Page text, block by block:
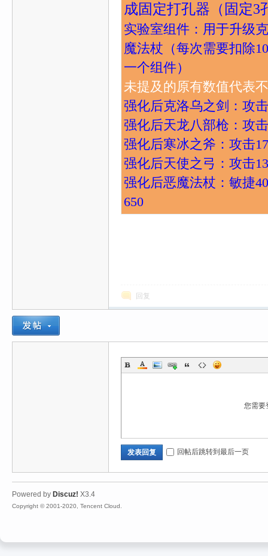
成固定打孔器（固定3
实验室组件：用于升级
魔法杖（每次需要扣除
一个组件）
未提及的原有数值代表
强化后克洛乌之剑：攻
强化后天龙八部枪：攻
强化后寒冰之斧：攻击
强化后天使之弓：攻击
强化后恶魔法杖：敏捷
650
回复
您需要
发表回复 回帖后跳转到最后一页
Powered by Discuz! X3.4
Copyright © 2001-2020, Tencent Cloud.